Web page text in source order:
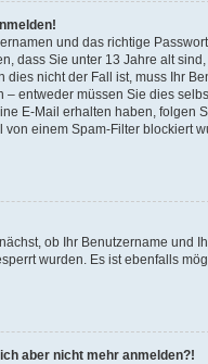
und das richtige
dass Sie unter 13 Jahre alt
nicht der Fall ist, muss Ihr
entweder müssen Sie dies
E-Mail erhalten haben,
einem Spam-Filter blockiert
ob Ihr Benutzername
wurden. Es ist ebenfalls
aber nicht mehr anmelden?!